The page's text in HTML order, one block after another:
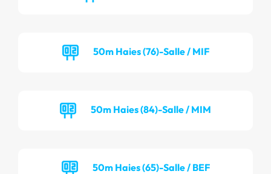
50m Haies (76)-Salle / MIF
50m Haies (84)-Salle / MIM
50m Haies (65)-Salle / BEF